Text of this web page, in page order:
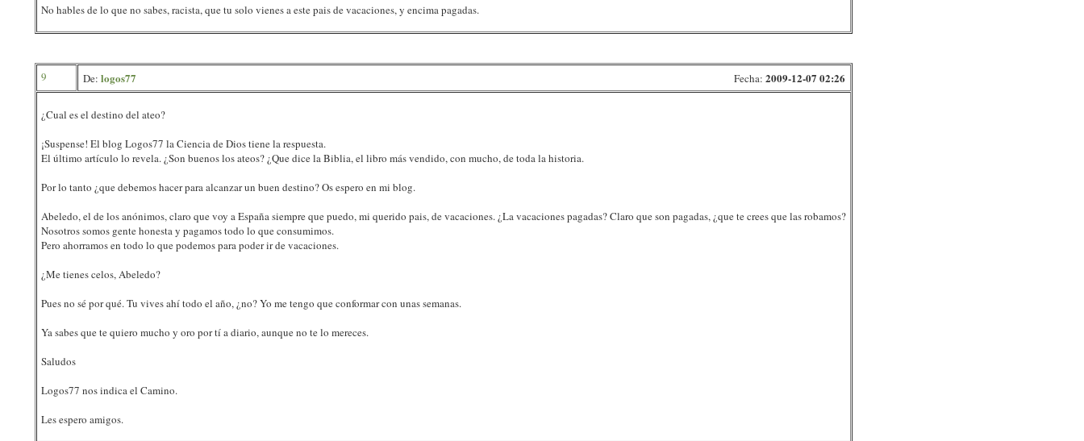
No hables de lo que no sabes, racista, que tu solo vienes a este pais de vacaciones, y encima pagadas.
9 De: logos77 Fecha: 2009-12-07 02:26
¿Cual es el destino del ateo?
¡Suspense! El blog Logos77 la Ciencia de Dios tiene la respuesta.
El último artículo lo revela. ¿Son buenos los ateos? ¿Que dice la Biblia, el libro más vendido, con mucho, de toda la historia.
Por lo tanto ¿que debemos hacer para alcanzar un buen destino? Os espero en mi blog.
Abeledo, el de los anónimos, claro que voy a España siempre que puedo, mi querido pais, de vacaciones. ¿La vacaciones pagadas? Claro que son pagadas, ¿que te crees que las robamos?
Nosotros somos gente honesta y pagamos todo lo que consumimos.
Pero ahorramos en todo lo que podemos para poder ir de vacaciones.
¿Me tienes celos, Abeledo?
Pues no sé por qué. Tu vives ahí todo el año, ¿no? Yo me tengo que conformar con unas semanas.
Ya sabes que te quiero mucho y oro por tí a diario, aunque no te lo mereces.
Saludos
Logos77 nos indica el Camino.
Les espero amigos.